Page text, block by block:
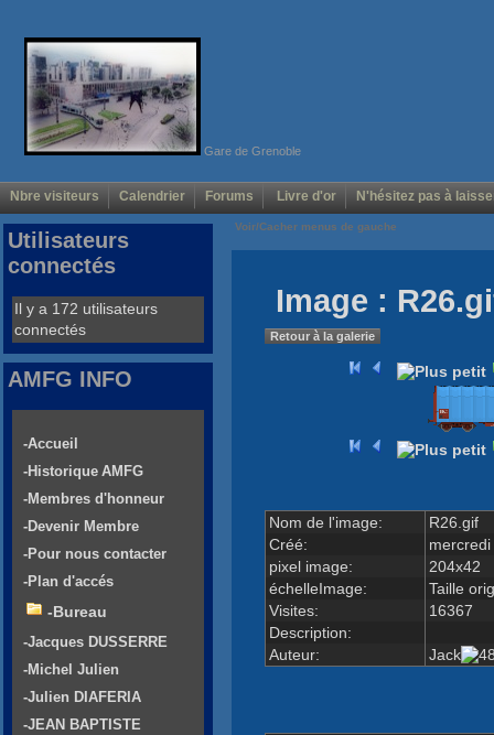
Gare de Grenoble
Nbre visiteurs Calendrier Forums Livre d'or N'hésitez pas à
Voir/Cacher menus de gauche
Image :
Retour à la galerie
Nom de l'image:
R26.gif
Créé:
pixel image:
204x42
échelleImage:
Taille
Visites:
16367
Description:
Auteur:
Jack
Utilisateurs
connectés
Il y a 172 utilisateurs
connectés
AMFG INFO
-Accueil
-Historique AMFG
-Membres d'honneur
-Devenir Membre
-Pour nous contacter
-Plan d'accés
-Bureau
-Jacques DUSSERRE
-Michel Julien
-Julien DIAFERIA
-JEAN BAPTISTE